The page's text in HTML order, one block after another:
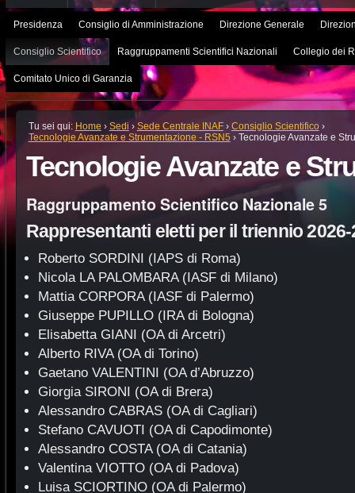
Presidenza Consiglio di Amministrazione Direzione Generale
Consiglio Scientifico Raggruppamenti Scientifici Nazionali Collegio dei
Comitato Unico di Garanzia
Tu sei qui: Home › Sedi › Sede Centrale INAF › Consiglio Scientifico ›
Tecnologie Avanzate e Strumentazione - RSN5 › Tecnologie Avanzate e
Tecnologie Avanzate e
Raggruppamento Scientifico Nazionale 5
Rappresentanti eletti per il triennio 2026-
Roberto SORDINI (IAPS di Roma)
Nicola LA PALOMBARA (IASF di Milano)
Mattia CORPORA (IASF di Palermo)
Giuseppe PUPILLO (IRA di Bologna)
Elisabetta GIANI (OA di Arcetri)
Alberto RIVA (OA di Torino)
Gaetano VALENTINI (OA d’Abruzzo)
Giorgia SIRONI (OA di Brera)
Alessandro CABRAS (OA di Cagliari)
Stefano CAVUOTI (OA di Capodimonte)
Alessandro COSTA (OA di Catania)
Valentina VIOTTO (OA di Padova)
Luisa SCIORTINO (OA di Palermo)